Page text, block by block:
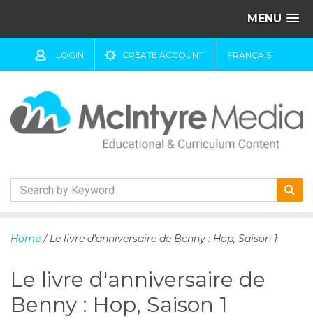
MENU
LOGIN CREATE ACCOUNT FRANÇAIS
k
c
Home / Le livre d'anniversaire de Benny : Hop, Saison 1
Le livre d'anniversaire de
Benny : Hop, Saison 1